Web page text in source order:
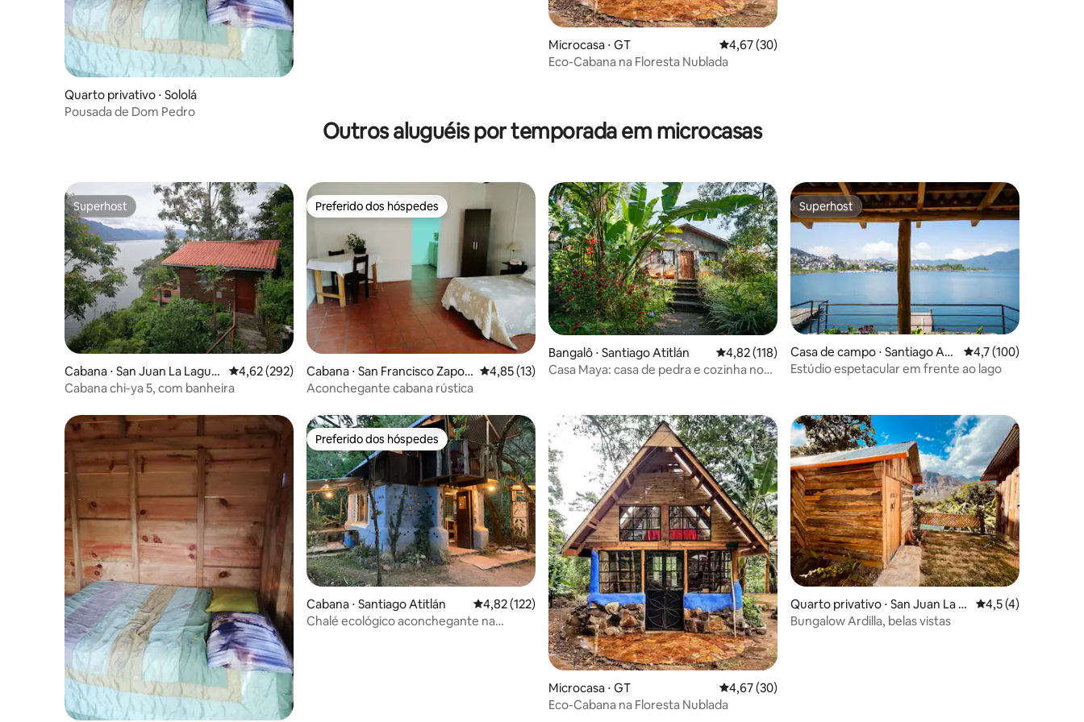
Quarto privativo ⋅ Sololá
Pousada de Dom Pedro
Microcasa ⋅ GT 4,67 de uma avaliação média de 5, 30 avaliações
4,67 (30)
Eco-Cabana na Floresta Nublada
Outros aluguéis por temporada em microcasas
Superhost
Superhost
Cabana ⋅ San Juan La Lagun
a
4,62 de uma avaliação média de 5, 292 avaliações
4,62 (292)
Cabana chi-ya 5, com banheira
Preferido dos hóspedes
Preferido dos hóspedes
Cabana ⋅ San Francisco Zapoti
tlán
4,85 de uma avaliação média de 5, 13 avaliações
4,85 (13)
Aconchegante cabana rústica
Bangalô ⋅ Santiago Atitlán 4,82 de uma avaliação média de 5, 118 avaliações
4,82 (118)
Casa Maya: casa de pedra e cozinha no
Superhost
Superhost
Casa de campo ⋅ Santiago Atit
lán
4,7 de uma avaliação
4,7 (100)
Estúdio espetacular em frente ao lago
Preferido dos hóspedes
Preferido dos hóspedes
Cabana ⋅ Santiago Atitlán 4,82 de uma avaliação média de 5, 122 avaliações
4,82 (122)
Chalé ecológico aconchegante na
Microcasa ⋅ GT 4,67 de uma avaliação média de 5, 30 avaliações
4,67 (30)
Eco-Cabana na Floresta Nublada
Quarto privativo ⋅ San Juan La L
aguna
4,5 de uma
4,5 (4)
Bungalow Ardilla, belas vistas